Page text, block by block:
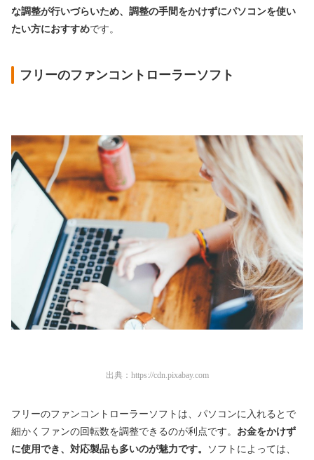
な調整が行いづらいため、調整の手間をかけずにパソコンを使い
たい方におすすめです。
フリーのファンコントローラーソフト
出典： https://cdn.pixabay.com
フリーのファンコントローラーソフトは、パソコンに入れるとで
細かくファンの回転数を調整できるのが利点です。 お金をかけず
に使用でき、対応製品も多いのが魅力です。
ソフトによっては、